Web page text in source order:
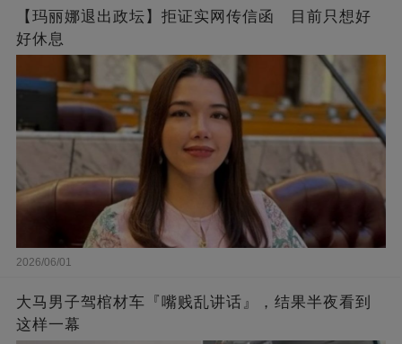
【玛丽娜退出政坛】拒证实网传信函 目前只想好
好休息
2026/06/01
大马男子驾棺材车『嘴贱乱讲话』，结果半夜看到
这样一幕